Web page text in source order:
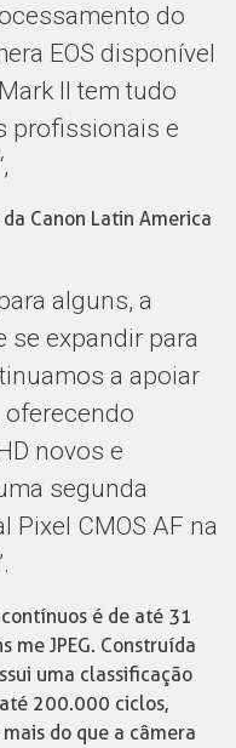
do
EOS disponível
II tem tudo
profissionais e
Canon Latin America
alguns, a
se expandir para
a apoiar
oferecendo
novos e
segunda
Pixel CMOS AF na
é de até 31
me JPEG. Construída
uma classificação
200.000 ciclos,
do que a câmera